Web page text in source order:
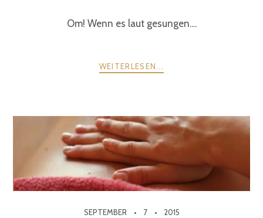
Om! Wenn es laut gesungen....
WEITERLESEN...
SEPTEMBER 7 2015